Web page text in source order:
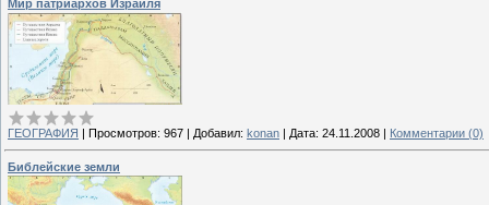
Мир патриархов Израиля
ГЕОГРАФИЯ | Просмотров: 967 | Добавил: konan | Дата: 24.11.2008 | Комментарии (0)
Библейские земли